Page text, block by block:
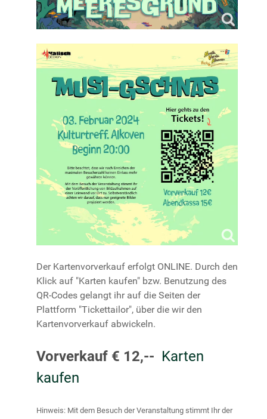
Der Kartenvorverkauf erfolgt ONLINE. Durch den
Klick auf "Karten kaufen" bzw. Benutzung des
QR-Codes gelangt ihr auf die Seiten der
Plattform "Tickettailor", über die wir den
Kartenvorverkauf abwickeln.
Vorverkauf € 12,-- Karten
kaufen
Hinweis: Mit dem Besuch der Veranstaltung stimmt Ihr der